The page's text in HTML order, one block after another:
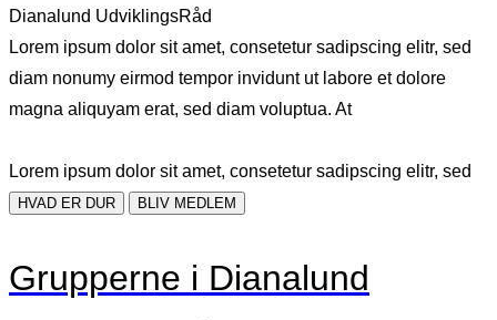
Dianalund UdviklingsRåd
Lorem ipsum dolor sit amet, consetetur sadipscing elitr, sed
diam nonumy eirmod tempor invidunt ut labore et dolore
magna aliquyam erat, sed diam voluptua. At
Lorem ipsum dolor sit amet, consetetur sadipscing elitr, sed
HVAD ER DUR BLIV MEDLEM
Grupperne i Dianalund